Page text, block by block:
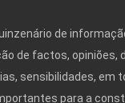
de
de factos, opiniões,
sensibilidades, em
para a